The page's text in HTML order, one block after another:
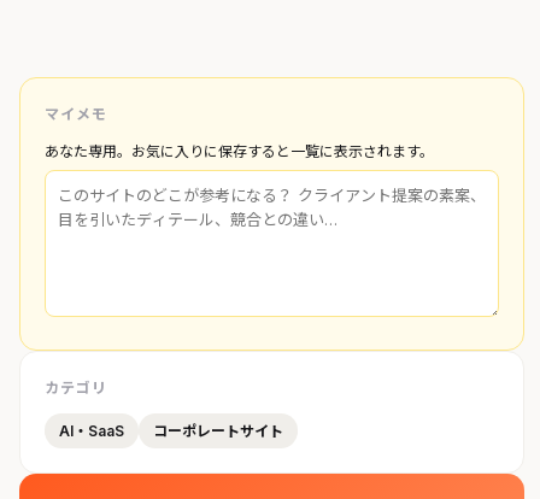
マイメモ
あなた専用。お気に入りに保存すると一覧に表示されます。
カテゴリ
AI・SaaS コーポレートサイト